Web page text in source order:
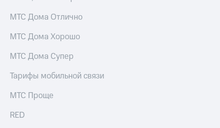
МТС Дома Отлично
МТС Дома Хорошо
МТС Дома Супер
Тарифы мобильной связи
МТС Проще
RED